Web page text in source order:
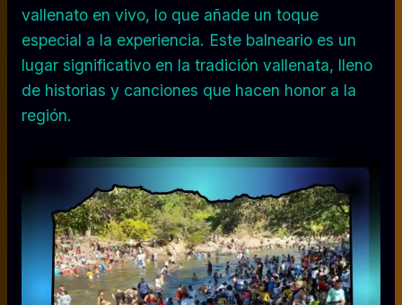
vallenato en vivo, lo que añade un toque
especial a la experiencia. Este balneario es un
lugar significativo en la tradición vallenata, lleno
de historias y canciones que hacen honor a la
región.